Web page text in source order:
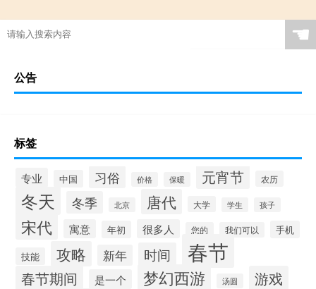
☚
公告
标签
专业 中国 习俗 价格 保暖 元宵节 农历
冬天 冬季 北京 唐代 大学 学生 孩子
宋代 寓意 年初 很多人 您的 我们可以
手机
技能
攻略 新年 时间 春节
春节期间 是一个 梦幻西游 汤圆 游戏